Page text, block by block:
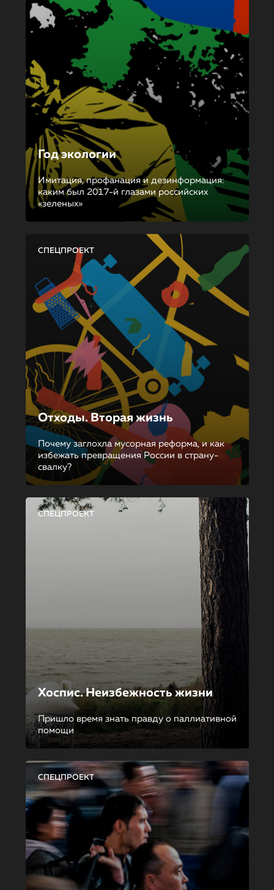
Год экологии
Имитация, профанация и дезинформация:
каким был 2017-й глазами российских
«зеленых»
СПЕЦПРОЕКТ
Отходы. Вторая жизнь
Почему заглохла мусорная реформа, и как
избежать превращения России в страну-
свалку?
СПЕЦПРОЕКТ
Хоспис. Неизбежность жизни
Пришло время знать правду о паллиативной
помощи
СПЕЦПРОЕКТ